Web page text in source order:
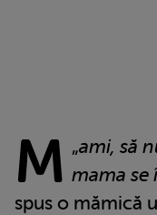
„
M
ami, să
mama se
spus o mămică